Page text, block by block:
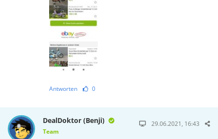
Antworten 0
DealDoktor (Benji)
Team
29.06.2021, 16:43